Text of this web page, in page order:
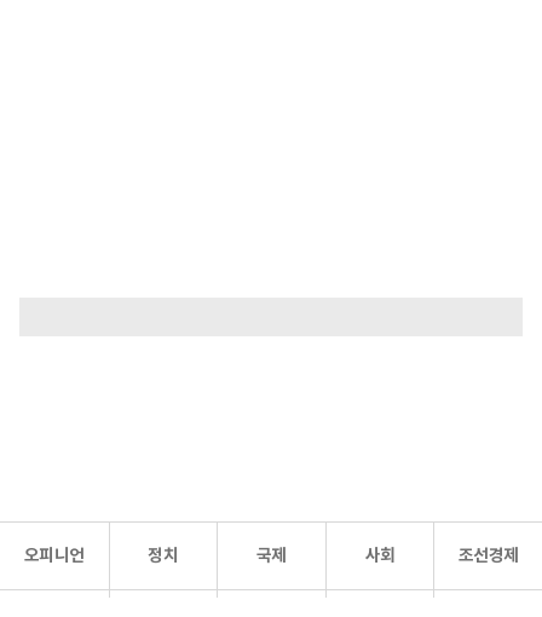
오피니언 정치 국제 사회 조선경제